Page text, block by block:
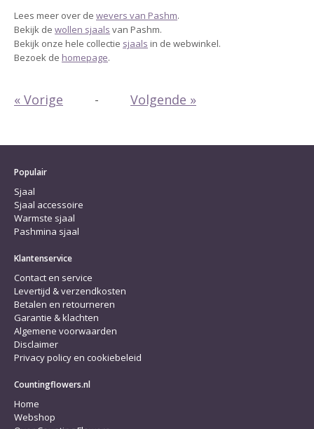
Lees meer over de wevers van Pashm.
Bekijk de wollen sjaals van Pashm.
Bekijk onze hele collectie sjaals in de webwinkel.
Bezoek de homepage.
« Vorige - Volgende »
Populair
Sjaal
Sjaal accessoire
Warmste sjaal
Pashmina sjaal
Klantenservice
Contact en service
Levertijd & verzendkosten
Betalen en retourneren
Garantie & klachten
Algemene voorwaarden
Disclaimer
Privacy policy en cookiebeleid
Countingflowers.nl
Home
Webshop